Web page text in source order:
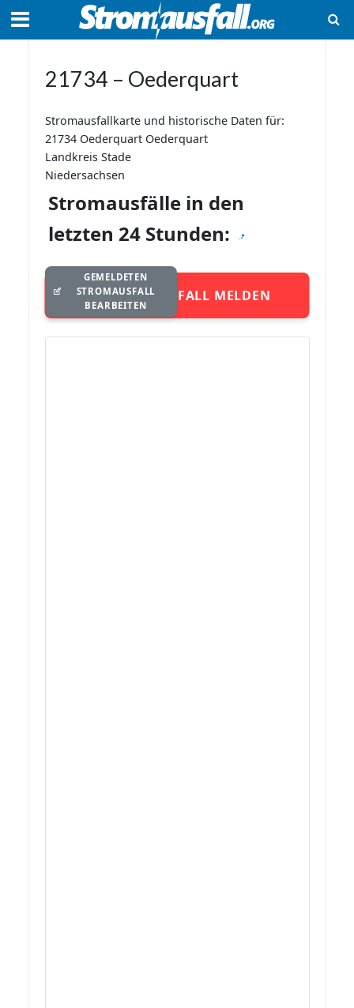
21734 – Oederquart
Stromausfallkarte und historische Daten für:
21734 Oederquart Oederquart
Landkreis Stade
Niedersachsen
Stromausfälle in den
letzten 24 Stunden:
STROMAUSFALL MELDEN
GEMELDETEN
STROMAUSFALL
BEARBEITEN